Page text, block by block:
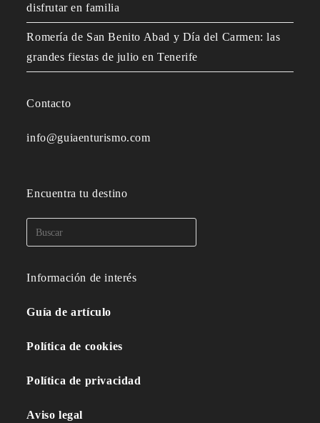
disfrutar en familia
Romería de San Benito Abad y Día del Carmen: las
grandes fiestas de julio en Tenerife
Contacto
info@guiaenturismo.com
Encuentra tu destino
Información de interés
Guía de artículo
Política de cookies
Política de privacidad
Aviso legal